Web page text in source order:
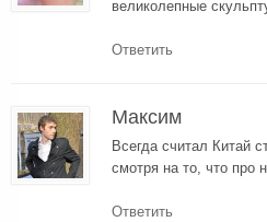
великолепные
Ответить
Максим
Всегда считал Китай
смотря на то, что про
Ответить